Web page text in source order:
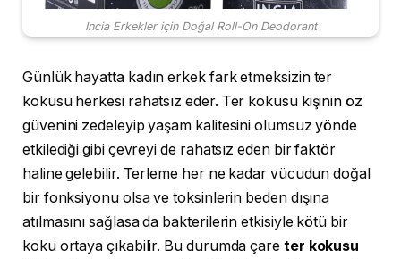
Incia Erkekler için Doğal Roll-On Deodorant
Günlük hayatta kadın erkek fark etmeksizin ter
kokusu herkesi rahatsız eder. Ter kokusu kişinin öz
güvenini zedeleyip yaşam kalitesini olumsuz yönde
etkilediği gibi çevreyi de rahatsız eden bir faktör
haline gelebilir. Terleme her ne kadar vücudun doğal
bir fonksiyonu olsa ve toksinlerin beden dışına
atılmasını sağlasa da bakterilerin etkisiyle kötü bir
koku ortaya çıkabilir. Bu durumda çare ter kokusu